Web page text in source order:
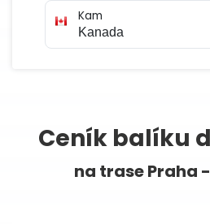
Kam
Ceník balíku
na trase Praha